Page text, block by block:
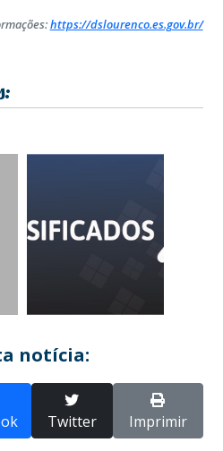
https://dslourenco.es.gov.br/
notícia:
Twitter Imprimir